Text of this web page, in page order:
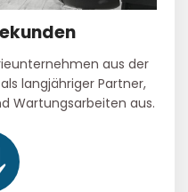
aus der
langjähriger Partner,
Wartungsarbeiten aus.